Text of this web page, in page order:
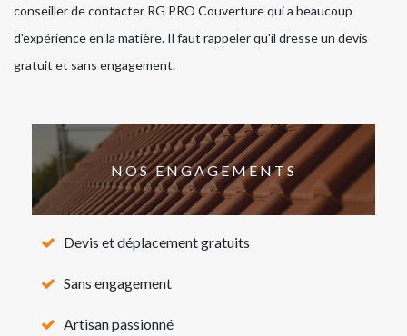
conseiller de contacter RG PRO Couverture qui a beaucoup
d'expérience en la matière. Il faut rappeler qu'il dresse un devis
gratuit et sans engagement.
NOS ENGAGEMENTS
Devis et déplacement gratuits
Sans engagement
Artisan passionné